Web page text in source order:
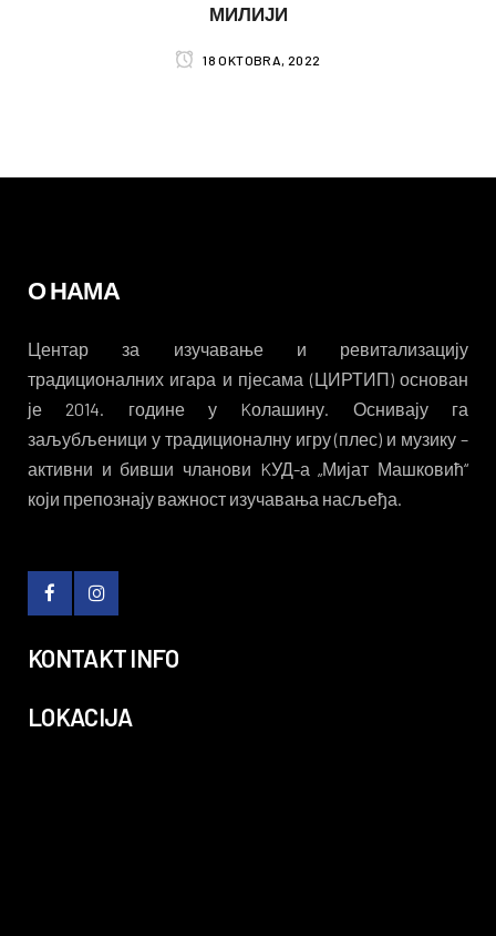
МИЛИЈИ
18 OKTOBRA, 2022
О НАМА
Центар за изучавање и ревитализацију
традиционалних игара и пјесама (ЦИРТИП) основан
је 2014. године у Kолашину. Оснивају га
заљубљеници у традиционалну игру (плес) и музику –
активни и бивши чланови KУД-а „Мијат Машковић“
који препознају важност изучавања насљеђа.
KONTAKT INFO
LOKACIJA